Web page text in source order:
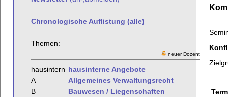
Chronologische Auflistung (alle)
Themen:
neuer Dozent
hausintern hausinterne Angebote
A
Allgemeines Verwaltungsrecht
B
Bauwesen / Liegenschaften